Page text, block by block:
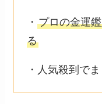
・ プロの金運
る
・人気殺到で